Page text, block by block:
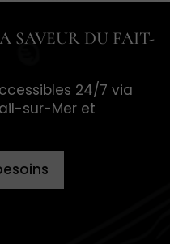
SAVEUR DU FAIT-
24/7 via
sur-Mer et